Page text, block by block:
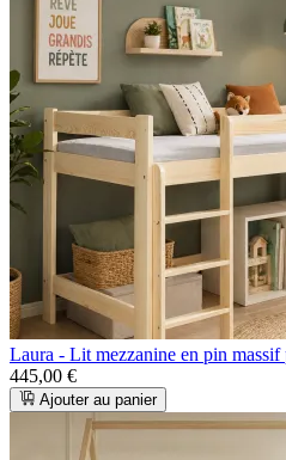
Laura - Lit mezzanine en pin
445,00 €
Ajouter au panier